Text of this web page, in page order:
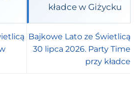
kładce w Giżycku
Bajkowe Lato ze Świetlicą
30 lipca 2026. Party Time
przy kładce